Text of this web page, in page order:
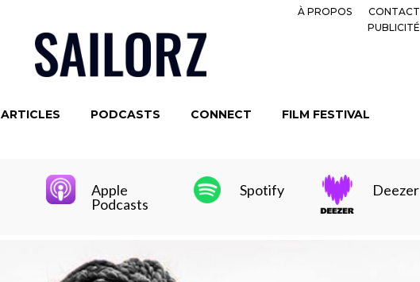
À PROPOS
CONTACT
PUBLICITÉ
ARTICLES PODCASTS CONNECT FILM FESTIVAL
Apple
Podcasts
Spotify Deezer